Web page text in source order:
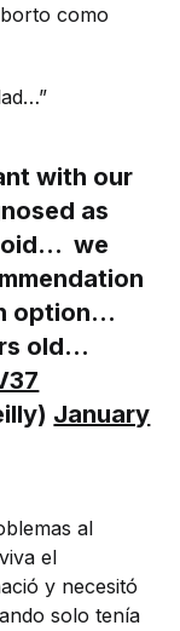
como
with our
as
we
option…
old…
January
al
el
y necesitó
solo tenía